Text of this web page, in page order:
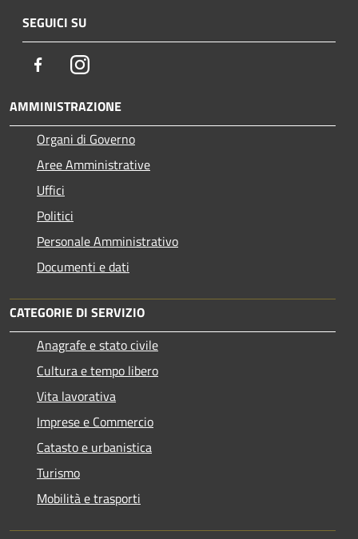
SEGUICI SU
FacebookInstagram
AMMINISTRAZIONE
Organi di Governo
Aree Amministrative
Uffici
Politici
Personale Amministrativo
Documenti e dati
CATEGORIE DI SERVIZIO
Anagrafe e stato civile
Cultura e tempo libero
Vita lavorativa
Imprese e Commercio
Catasto e urbanistica
Turismo
Mobilità e trasporti